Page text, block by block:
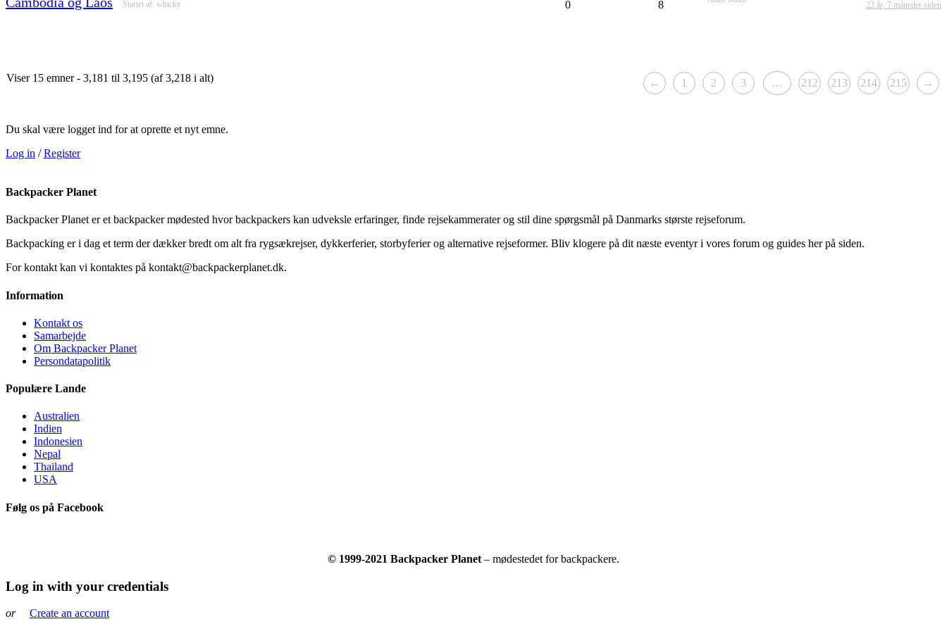
Startet af: whicky 0 8 22 år, 7 måneder siden
Viser 15 emner - 3,181 til 3,195 (af 3,218 i alt) ← 1 2 3 … 212 213 214 215 →
Du skal være logget ind for at oprette et nyt emne.
Log in /Register
Backpacker Planet
Backpacker Planet er et backpacker mødested hvor backpackers kan udveksle erfaringer, finde rejsekammerater og stil dine spørgsmål på Danmarks største rejseforum.
Backpacking er i dag et term der dækker bredt om alt fra rygsækrejser, dykkerferier, storbyferier og alternative rejseformer. Bliv klogere på dit næste eventyr i vores forum og guides her på siden.
For kontakt kan vi kontaktes på kontakt@backpackerplanet.dk.
Information
Kontakt os
Samarbejde
Om Backpacker Planet
Persondatapolitik
Populære Lande
Australien
Indien
Indonesien
Nepal
Thailand
USA
Følg os på Facebook
© 1999-2021 Backpacker Planet – mødestedet for backpackere.
Log in with your credentials
or Create an account